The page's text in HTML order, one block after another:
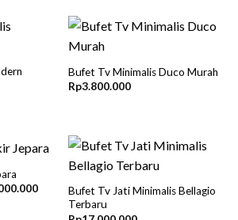
Bufet Tv Minimalis Duco Murah
Rp3.800.000
CurrentBufet Tv Jati Minimalis Bellagio
Terbaru